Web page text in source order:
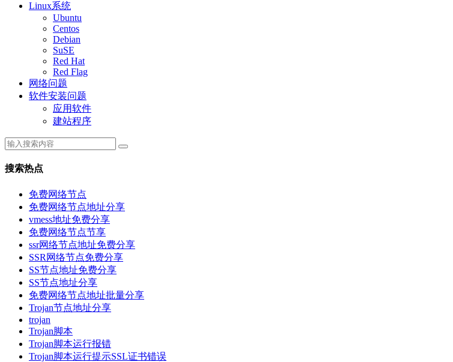
Linux系统
Ubuntu
Centos
Debian
SuSE
Red Hat
Red Flag
网络问题
软件安装问题
应用软件
建站程序
搜索热点
免费网络节点
免费网络节点地址分享
vmess地址免费分享
免费网络节点节享
ssr网络节点地址免费分享
SSR网络节点免费分享
SS节点地址免费分享
SS节点地址分享
免费网络节点地址批量分享
Trojan节点地址分享
trojan
Trojan脚本
Trojan脚本运行报错
Trojan脚本运行提示SSL证书错误